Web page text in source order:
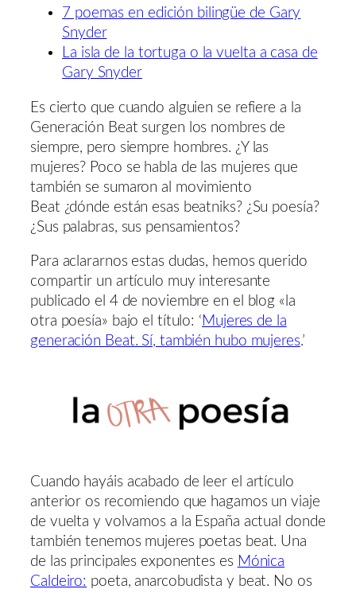
7 poemas en edición bilingüe de Gary
Snyder
La isla de la tortuga o la vuelta a casa de
Gary Snyder
Es cierto que cuando alguien se refiere a la
Generación Beat surgen los nombres de
siempre, pero siempre hombres. ¿Y las
mujeres? Poco se habla de las mujeres que
también se sumaron al movimiento
Beat ¿dónde están esas beatniks? ¿Su poesía?
¿Sus palabras, sus pensamientos?
Para aclararnos estas dudas, hemos querido
compartir un artículo muy interesante
publicado el 4 de noviembre en el blog «la
otra poesía» bajo el título: ‘ Mujeres de la
generación Beat. Sí, también hubo mujeres.’
Cuando hayáis acabado de leer el artículo
anterior os recomiendo que hagamos un viaje
de vuelta y volvamos a la España actual donde
también tenemos mujeres poetas beat. Una
de las principales exponentes es Mónica
Caldeiro: poeta, anarcobudista y beat. No os